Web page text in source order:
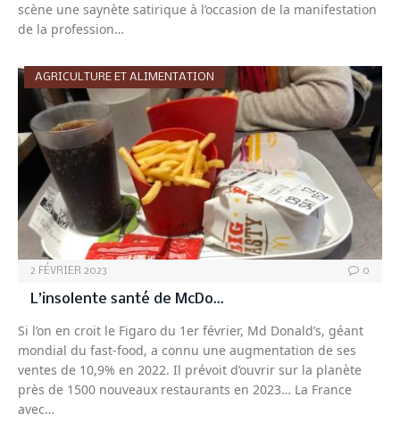
scène une saynète satirique à l’occasion de la manifestation
de la profession…
AGRICULTURE ET ALIMENTATION
2 FÉVRIER 2023 0
L’insolente santé de McDo…
Si l’on en croit le Figaro du 1er février, Md Donald’s, géant
mondial du fast-food, a connu une augmentation de ses
ventes de 10,9% en 2022. Il prévoit d’ouvrir sur la planète
près de 1500 nouveaux restaurants en 2023… La France
avec…